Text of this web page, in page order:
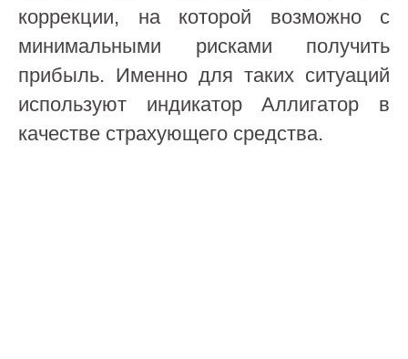
коррекции, на которой возможно с
минимальными рисками получить
прибыль. Именно для таких ситуаций
используют индикатор Аллигатор в
качестве страхующего средства.